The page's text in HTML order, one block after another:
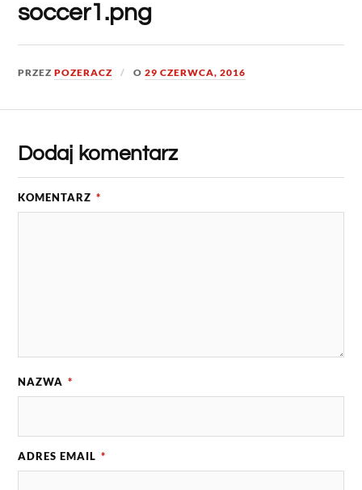
soccer1.png
PRZEZPOZERACZ O29 CZERWCA, 2016
Dodaj komentarz
KOMENTARZ *
NAZWA *
ADRES EMAIL *